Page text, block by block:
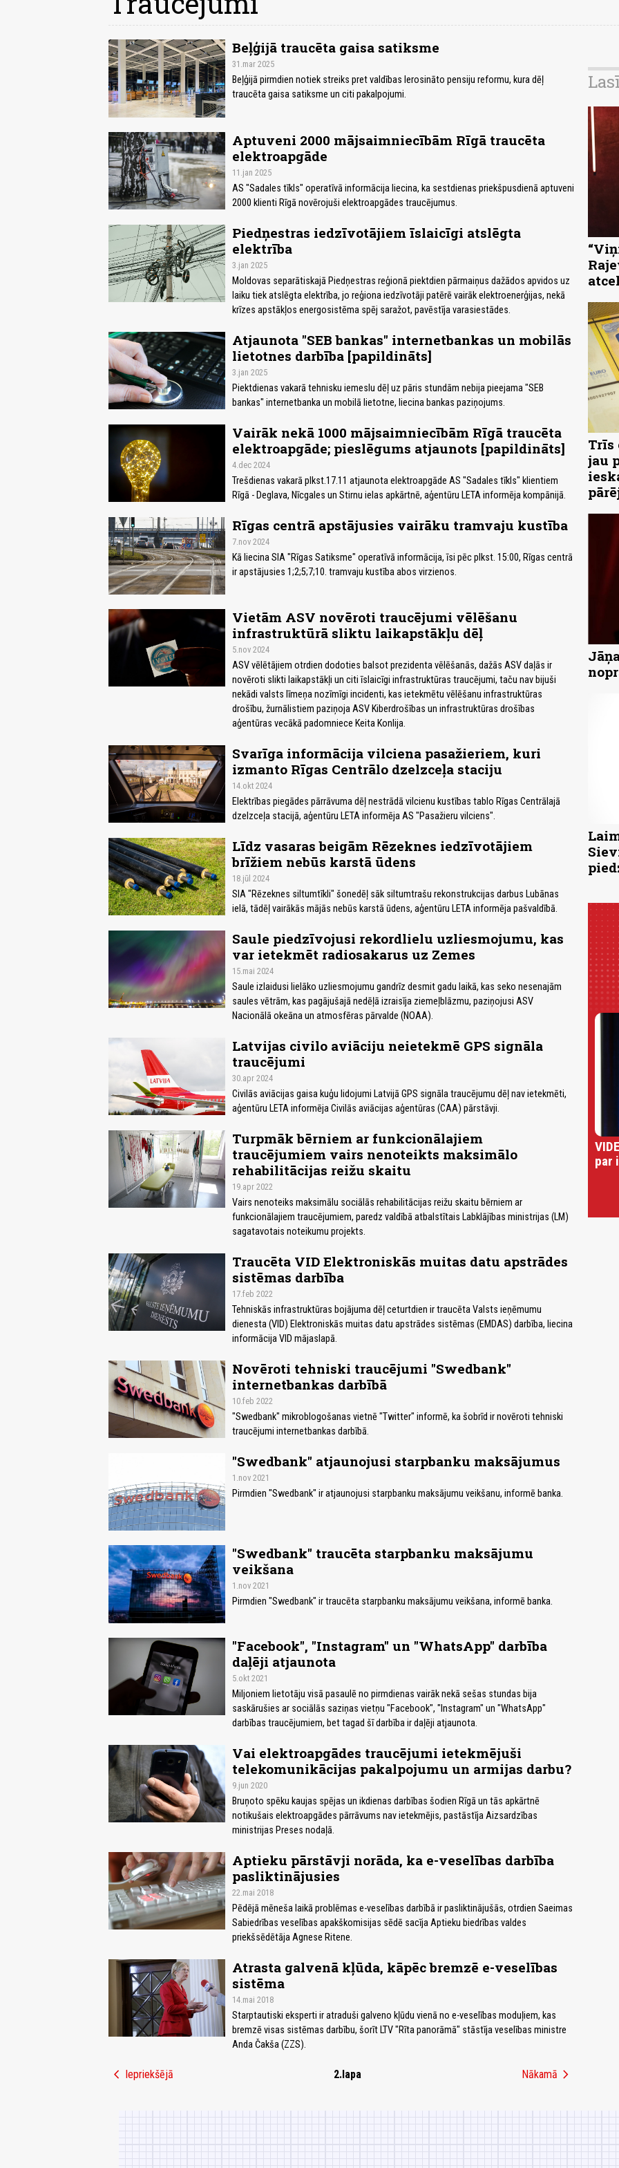
Beļģijā traucēta gaisa satiksme
31.mar 2025
Beļģijā pirmdien notiek streiks pret valdības Ierosināto pensiju reformu, kura dēļ
traucēta gaisa satiksme un citi pakalpojumi.
Aptuveni 2000 mājsaimniecībām Rīgā traucēta
elektroapgāde
11.jan 2025
AS "Sadales tīkls" operatīvā informācija liecina, ka sestdienas priekšpusdienā aptuveni
2000 klienti Rīgā novērojuši elektroapgādes traucējumus.
Piedņestras iedzīvotājiem īslaicīgi atslēgta
elektrība
3.jan 2025
Moldovas separātiskajā Piedņestras reģionā piektdien pārmaiņus dažādos apvidos uz
laiku tiek atslēgta elektrība, jo reģiona iedzīvotāji patērē vairāk elektroenerģijas, nekā
krīzes apstākļos energosistēma spēj saražot, pavēstīja varasiestādes.
Atjaunota "SEB bankas" internetbankas un mobilās
lietotnes darbība [papildināts]
3.jan 2025
Piektdienas vakarā tehnisku iemeslu dēļ uz pāris stundām nebija pieejama "SEB
bankas" internetbanka un mobilā lietotne, liecina bankas paziņojums.
Vairāk nekā 1000 mājsaimniecībām Rīgā traucēta
elektroapgāde; pieslēgums atjaunots [papildināts]
4.dec 2024
Trešdienas vakarā plkst.17.11 atjaunota elektroapgāde AS "Sadales tīkls" klientiem
Rīgā - Deglava, Nīcgales un Stirnu ielas apkārtnē, aģentūru LETA informēja kompānijā.
Rīgas centrā apstājusies vairāku tramvaju kustība
7.nov 2024
Kā liecina SIA "Rīgas Satiksme" operatīvā informācija, īsi pēc plkst. 15:00, Rīgas centrā
ir apstājusies 1;2;5;7;10. tramvaju kustība abos virzienos.
Vietām ASV novēroti traucējumi vēlēšanu
infrastruktūrā sliktu laikapstākļu dēļ
5.nov 2024
ASV vēlētājiem otrdien dodoties balsot prezidenta vēlēšanās, dažās ASV daļās ir
novēroti slikti laikapstākļi un citi īslaicīgi infrastruktūras traucējumi, taču nav bijuši
nekādi valsts līmeņa nozīmīgi incidenti, kas ietekmētu vēlēšanu infrastruktūras
drošību, žurnālistiem paziņoja ASV Kiberdrošības un infrastruktūras drošības
aģentūras vecākā padomniece Keita Konlija.
Svarīga informācija vilciena pasažieriem, kuri
izmanto Rīgas Centrālo dzelzceļa staciju
14.okt 2024
Elektrības piegādes pārrāvuma dēļ nestrādā vilcienu kustības tablo Rīgas Centrālajā
dzelzceļa stacijā, aģentūru LETA informēja AS "Pasažieru vilciens".
Līdz vasaras beigām Rēzeknes iedzīvotājiem
brīžiem nebūs karstā ūdens
18.jūl 2024
SIA "Rēzeknes siltumtīkli" šonedēļ sāk siltumtrašu rekonstrukcijas darbus Lubānas
ielā, tādēļ vairākās mājās nebūs karstā ūdens, aģentūru LETA informēja pašvaldībā.
Saule piedzīvojusi rekordlielu uzliesmojumu, kas
var ietekmēt radiosakarus uz Zemes
15.mai 2024
Saule izlaidusi lielāko uzliesmojumu gandrīz desmit gadu laikā, kas seko nesenajām
saules vētrām, kas pagājušajā nedēļā izraisīja ziemeļblāzmu, paziņojusi ASV
Nacionālā okeāna un atmosfēras pārvalde (NOAA).
Latvijas civilo aviāciju neietekmē GPS signāla
traucējumi
30.apr 2024
Civilās aviācijas gaisa kuģu lidojumi Latvijā GPS signāla traucējumu dēļ nav ietekmēti,
aģentūru LETA informēja Civilās aviācijas aģentūras (CAA) pārstāvji.
Turpmāk bērniem ar funkcionālajiem
traucējumiem vairs nenoteikts maksimālo
rehabilitācijas reižu skaitu
19.apr 2022
Vairs nenoteiks maksimālu sociālās rehabilitācijas reižu skaitu bērniem ar
funkcionālajiem traucējumiem, paredz valdībā atbalstītais Labklājības ministrijas (LM)
sagatavotais noteikumu projekts.
Traucēta VID Elektroniskās muitas datu apstrādes
sistēmas darbība
17.feb 2022
Tehniskās infrastruktūras bojājuma dēļ ceturtdien ir traucēta Valsts ieņēmumu
dienesta (VID) Elektroniskās muitas datu apstrādes sistēmas (EMDAS) darbība, liecina
informācija VID mājaslapā.
Novēroti tehniski traucējumi "Swedbank"
internetbankas darbībā
10.feb 2022
"Swedbank" mikroblogošanas vietnē "Twitter" informē, ka šobrīd ir novēroti tehniski
traucējumi internetbankas darbībā.
"Swedbank" atjaunojusi starpbanku maksājumus
1.nov 2021
Pirmdien "Swedbank" ir atjaunojusi starpbanku maksājumu veikšanu, informē banka.
"Swedbank" traucēta starpbanku maksājumu
veikšana
1.nov 2021
Pirmdien "Swedbank" ir traucēta starpbanku maksājumu veikšana, informē banka.
"Facebook", "Instagram" un "WhatsApp" darbība
daļēji atjaunota
5.okt 2021
Miljoniem lietotāju visā pasaulē no pirmdienas vairāk nekā sešas stundas bija
saskārušies ar sociālās saziņas vietņu "Facebook", "Instagram" un "WhatsApp"
darbības traucējumiem, bet tagad šī darbība ir daļēji atjaunota.
Vai elektroapgādes traucējumi ietekmējuši
telekomunikācijas pakalpojumu un armijas darbu?
9.jun 2020
Bruņoto spēku kaujas spējas un ikdienas darbības šodien Rīgā un tās apkārtnē
notikušais elektroapgādes pārrāvums nav ietekmējis, pastāstīja Aizsardzības
ministrijas Preses nodaļā.
Aptieku pārstāvji norāda, ka e-veselības darbība
pasliktinājusies
22.mai 2018
Pēdējā mēneša laikā problēmas e-veselības darbībā ir pasliktinājušās, otrdien Saeimas
Sabiedrības veselības apakškomisijas sēdē sacīja Aptieku biedrības valdes
priekšsēdētāja Agnese Ritene.
Atrasta galvenā kļūda, kāpēc bremzē e-veselības
sistēma
14.mai 2018
Starptautiski eksperti ir atraduši galveno kļūdu vienā no e-veselības moduļiem, kas
bremzē visas sistēmas darbību, šorīt LTV "Rīta panorāmā" stāstīja veselības ministre
Anda Čakša (ZZS).
chevron_left Iepriekšējā 2.lapa Nākamā chevron_right
Trīs
jau
par